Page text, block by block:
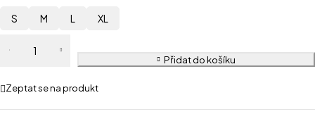
S M L XL
Přidat do košíku
Zeptat se na produkt